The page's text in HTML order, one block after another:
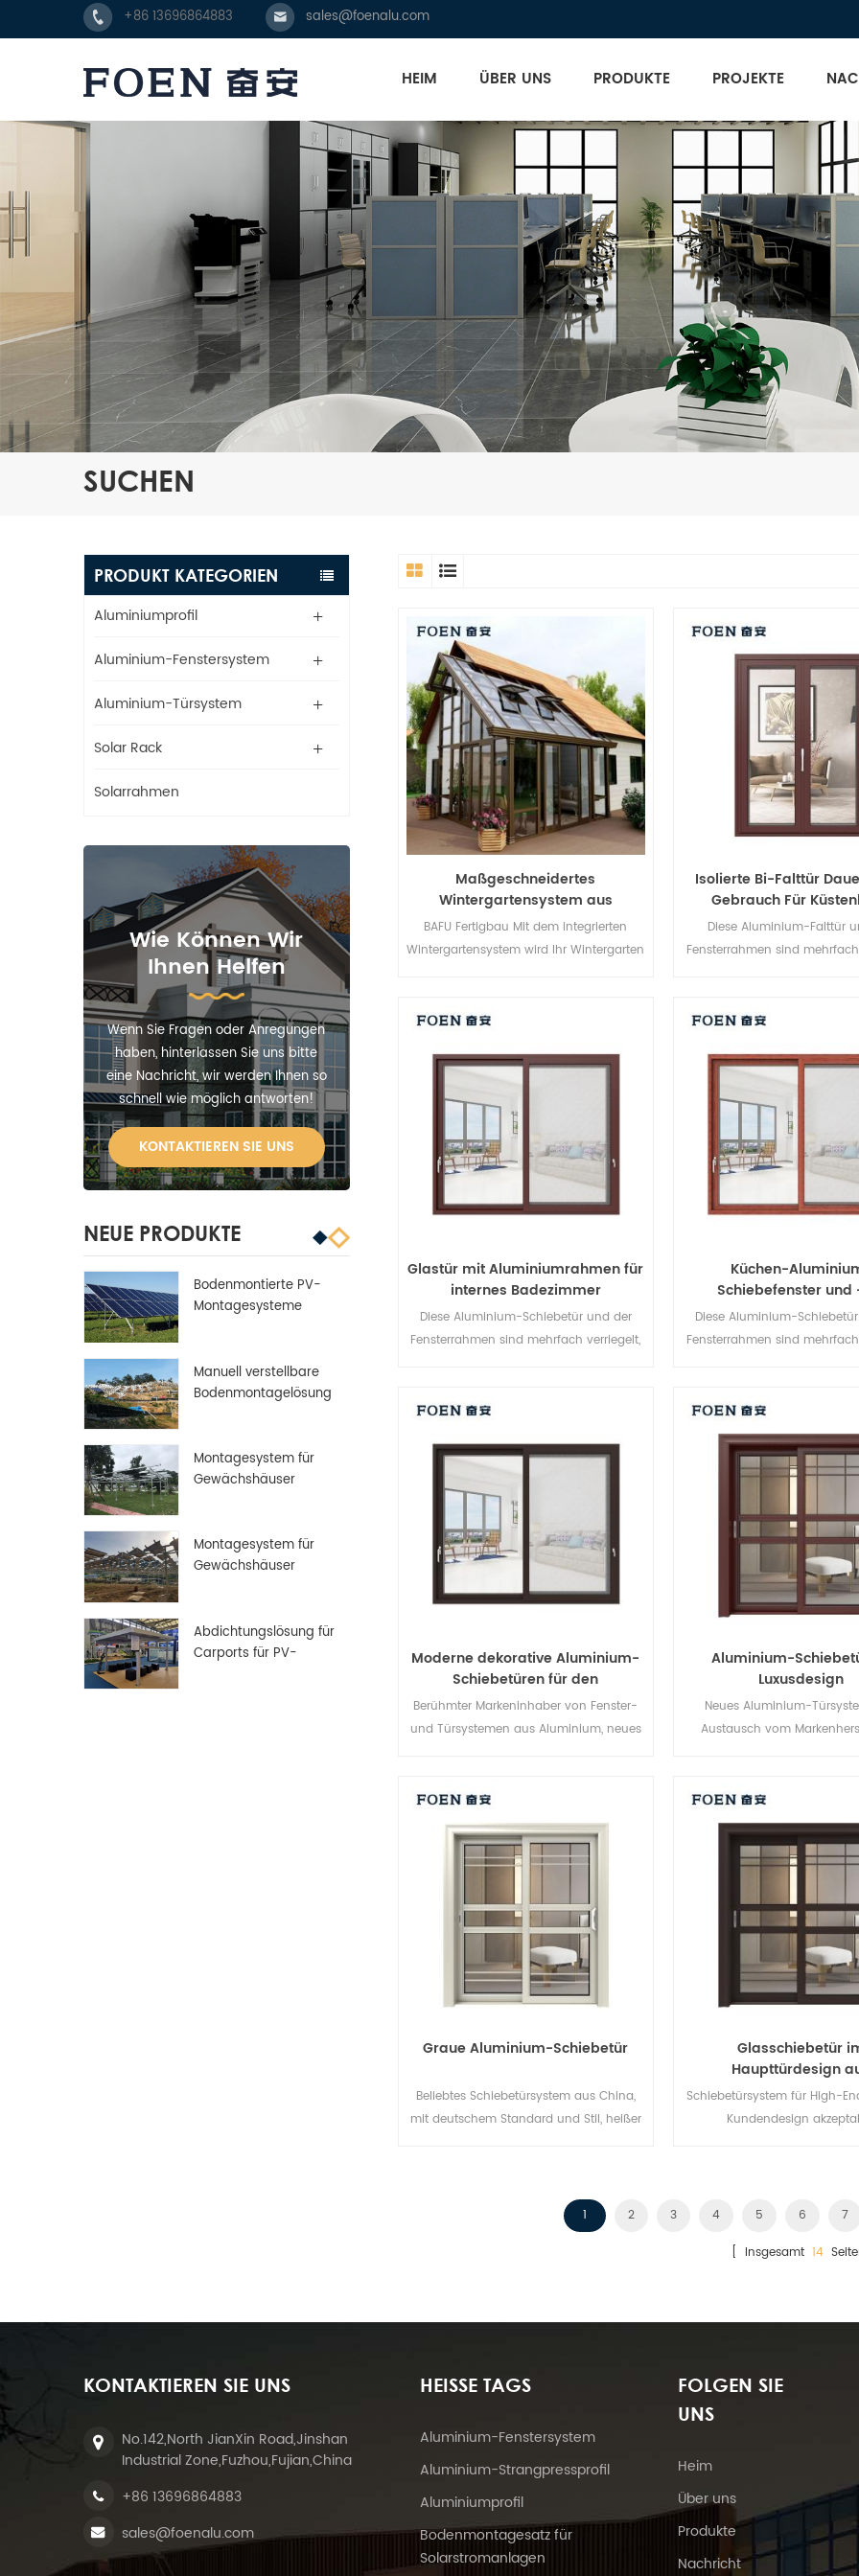
+86 13696864883 sales@foenalu.com
HEIM ÜBER UNS PRODUKTE PROJEKTE
SUCHEN
PRODUKT KATEGORIEN
Aluminiumprofil
Aluminium-Fenstersystem
Aluminium-Türsystem
Solar Rack
Solarrahmen
Wie Können Wir
Ihnen Helfen
Wenn Sie Fragen oder Anregungen
haben, hinterlassen Sie uns bitte
eine Nachricht, wir werden Ihnen so
schnell wie möglich antworten!
KONTAKTIEREN SIE UNS
NEUE PRODUKTE
Bodenmontierte PV-
Montagesysteme
Manuell verstellbare
Bodenmontagelösung
Montagesystem für
Gewächshäuser
Montagesystem für
Gewächshäuser
Abdichtungslösung für
Carports für PV-
Maßgeschneidertes
Wintergartensystem aus
Aluminium und Glas
BAFU Fertigbau Mit dem integrierten
Wintergartensystem wird Ihr Wintergarten
Isolierte Bi-Falttür
Gebrauch Für
Diese Aluminium-Falttür
Fensterrahmen sind
Verschiedene Türtypen
Anforderungen.
Glastür mit Aluminiumrahmen für
internes Badezimmer
Diese Aluminium-Schiebetür und der
Fensterrahmen sind mehrfach verriegelt,
Verschiedene Türtypen für
Anforderungen
Küchen-
Schiebefenster und
Diese Aluminium-
Fensterrahmen sind
Verschiedene Türtypen
unterschiedliche
Anforderungen
Moderne dekorative Aluminium-
Schiebetüren für den
Außenbereich
Berühmter Markeninhaber von Fenster-
und Türsystemen aus Aluminium, neues
Aluminium-
Luxusdesign
Neues Aluminium-
Austausch vom
Graue Aluminium-Schiebetür
Beliebtes Schiebetürsystem aus China,
mit deutschem Standard und Stil, heißer
Glasschiebetür
Haupttürdesign
Schiebetürsystem für High-
Kundendesign
1
2 3 4 5 6 7
[ Insgesamt 14
KONTAKTIEREN SIE UNS
No.142,North JianXin Road,Jinshan
Industrial Zone,Fuzhou,Fujian,China
+86 13696864883
sales@foenalu.com
HEISSE TAGS
Aluminium-Fenstersystem
Aluminium-Strangpressprofil
Aluminiumprofil
Bodenmontagesatz für
Solarstromanlagen
FOLGEN SIE
UNS
Heim
Über uns
Produkte
Nachricht